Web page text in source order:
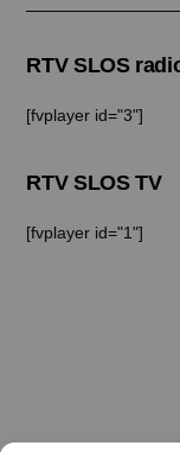
RTV SLOS
[fvplayer id="3"]
RTV SLOS TV
[fvplayer id="1"]